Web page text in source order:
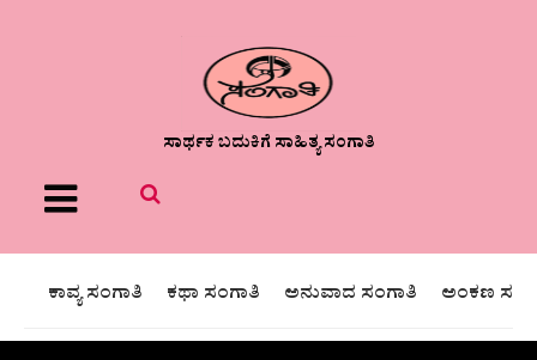
ಸಾರ್ಥಕ ಬದುಕಿಗೆ ಸಾಹಿತ್ಯ ಸಂಗಾತಿ
Menu
ಕಾವ್ಯ ಸಂಗಾತಿ ಕಥಾ ಸಂಗಾತಿ ಅನುವಾದ ಸಂಗಾತಿ ಅಂಕಣ